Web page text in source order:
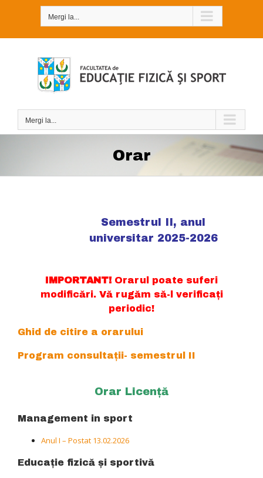
Mergi la...
Mergi la...
Orar
Semestrul II, anul
universitar 2025-2026
IMPORTANT!Orarul poate suferi
modificări. Vă rugăm să-l verificați
periodic!
Ghid de citire a orarului
Program consultații- semestrul II
Orar Licență
Management in sport
Anul I – Postat 13.02.2026
Educație fizică și sportivă